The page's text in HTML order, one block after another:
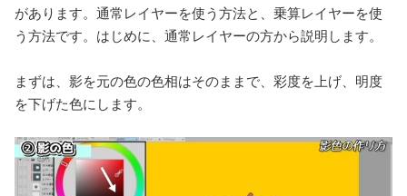
があります。通常レイヤーを使う方法と、乗算レイヤーを使
う方法です。はじめに、通常レイヤーの方から説明します。
まずは、影を元の色の色相はそのままで、彩度を上げ、明度
を下げた色にします。